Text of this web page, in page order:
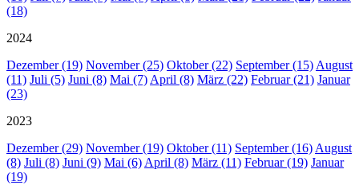
(18)
2024
Dezember (19) November (25) Oktober (22) September (15) August
(11) Juli (5) Juni (8) Mai (7) April (8) März (22) Februar (21) Januar
(23)
2023
Dezember (29) November (19) Oktober (11) September (16) August
(8) Juli (8) Juni (9) Mai (6) April (8) März (11) Februar (19) Januar
(19)